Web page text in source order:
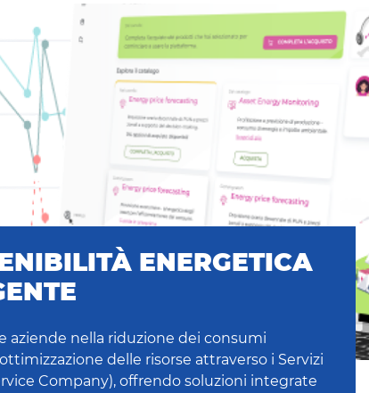
ENERGETICA
aziende nella riduzione dei consumi
delle risorse attraverso i Servizi
Company), offrendo soluzioni integrate